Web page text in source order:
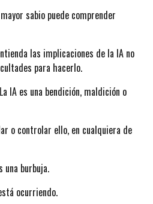
sabio puede comprender
las implicaciones de la IA no
para hacerlo.
IA es una bendición, maldición o
o controlar ello, en cualquiera de
una burbuja.
ocurriendo.